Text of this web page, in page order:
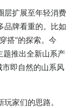
层扩展至年轻消费
品牌看重的。比如
搭”的探索。今
题推出全新山系产
市即自然的山系风
家们的思路。